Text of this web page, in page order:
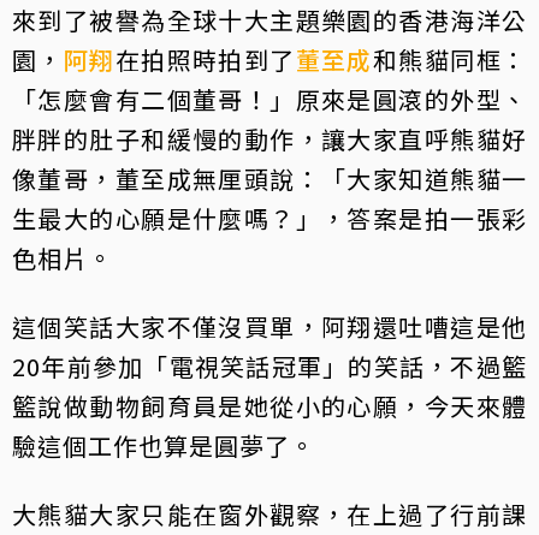
來到了被譽為全球十大主題樂園的香港海洋公
園， 阿翔在拍照時拍到了董至成和熊貓同框：
「怎麼會有二個董哥！」原來是圓滾的外型、
胖胖的肚子和緩慢的動作，讓大家直呼熊貓好
像董哥，董至成無厘頭說：「大家知道熊貓一
生最大的心願是什麼嗎？」，答案是拍一張彩
色相片。
這個笑話大家不僅沒買單，阿翔還吐嘈這是他
20年前參加「電視笑話冠軍」的笑話，不過籃
籃說做動物飼育員是她從小的心願，今天來體
驗這個工作也算是圓夢了。
大熊貓大家只能在窗外觀察，在上過了行前課